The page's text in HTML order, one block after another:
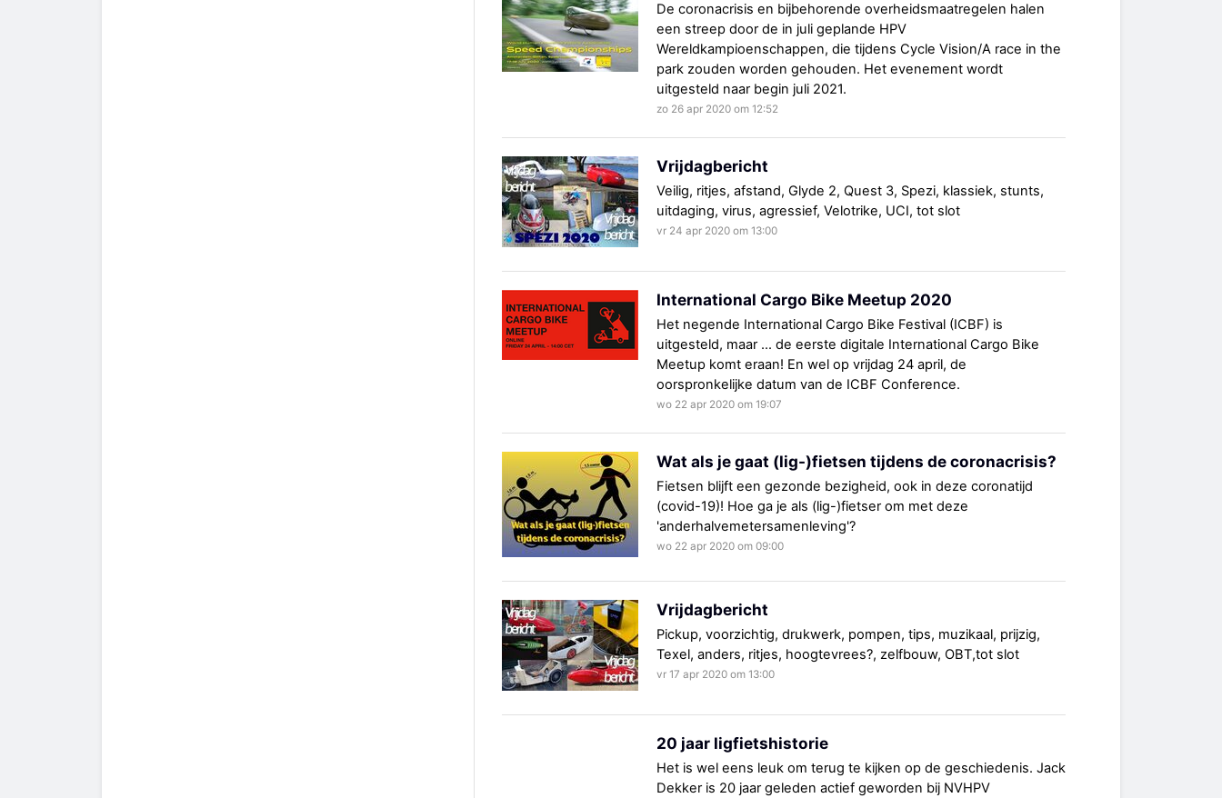
De coronacrisis en bijbehorende overheidsmaatregelen halen
een streep door de in juli geplande HPV
Wereldkampioenschappen, die tijdens Cycle Vision/A race in the
park zouden worden gehouden. Het evenement wordt
uitgesteld naar begin juli 2021.
zo 26 apr 2020 om 12:52
Vrijdagbericht
Veilig, ritjes, afstand, Glyde 2, Quest 3, Spezi, klassiek, stunts,
uitdaging, virus, agressief, Velotrike, UCI, tot slot
vr 24 apr 2020 om 13:00
International Cargo Bike Meetup 2020
Het negende International Cargo Bike Festival (ICBF) is
uitgesteld, maar … de eerste digitale International Cargo Bike
Meetup komt eraan! En wel op vrijdag 24 april, de
oorspronkelijke datum van de ICBF Conference.
wo 22 apr 2020 om 19:07
Wat als je gaat (lig-)fietsen tijdens de coronacrisis?
Fietsen blijft een gezonde bezigheid, ook in deze coronatijd
(covid-19)! Hoe ga je als (lig-)fietser om met deze
'anderhalvemetersamenleving'?
wo 22 apr 2020 om 09:00
Vrijdagbericht
Pickup, voorzichtig, drukwerk, pompen, tips, muzikaal, prijzig,
Texel, anders, ritjes, hoogtevrees?, zelfbouw, OBT,tot slot
vr 17 apr 2020 om 13:00
20 jaar ligfietshistorie
Het is wel eens leuk om terug te kijken op de geschiedenis. Jack
Dekker is 20 jaar geleden actief geworden bij NVHPV